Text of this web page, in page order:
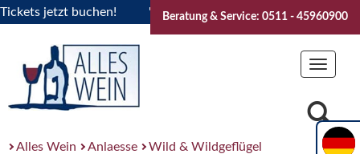
jetzt buchen! "Das Sommerfest 2026" Vive la
Beratung & Service: 0511 - 45960900
Toggle
Alles Wein Anlaesse Wild & Wildgeflügel